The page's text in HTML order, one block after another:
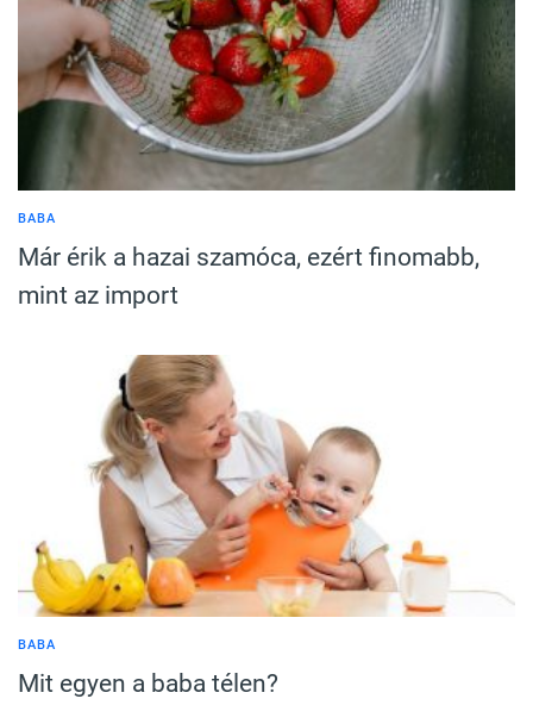
BABA
Már érik a hazai szamóca, ezért finomabb,
mint az import
BABA
Mit egyen a baba télen?